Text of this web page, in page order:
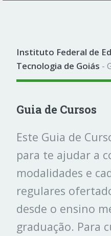
Instituto Federal de
Tecnologia de Goiás -
Guia de Cursos
Este Guia de
para te ajudar a
modalidades e
regulares
desde o ensino
graduação. Para